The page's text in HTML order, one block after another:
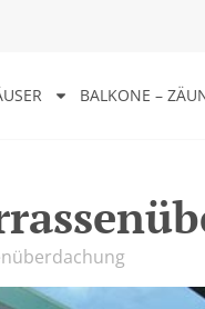
BALKONE –